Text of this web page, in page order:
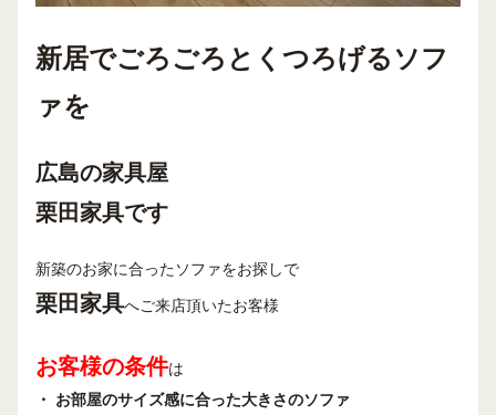
新居でごろごろとくつろげるソフ
ァを
広島の家具屋
栗田家具です
新築のお家に合ったソファをお探しで
栗田家具へご来店頂いたお客様
お客様の条件は
・ お部屋のサイズ感に合った大きさのソファ